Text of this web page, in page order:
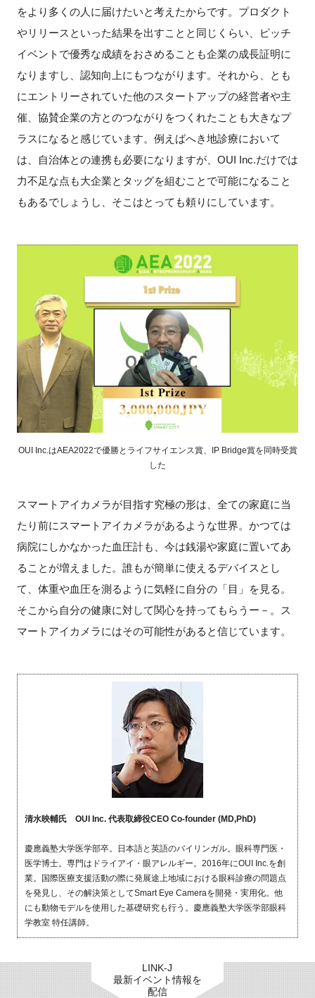
をより多くの人に届けたいと考えたからです。プロダクト
やリリースといった結果を出すことと同じくらい、ピッチ
イベントで優秀な成績をおさめることも企業の成長証明に
なりますし、認知向上にもつながります。それから、とも
にエントリーされていた他のスタートアップの経営者や主
催、協賛企業の方とのつながりをつくれたことも大きなプ
ラスになると感じています。例えばへき地診療において
は、自治体との連携も必要になりますが、OUI Inc.だけでは
力不足な点も大企業とタッグを組むことで可能になること
もあるでしょうし、そこはとっても頼りにしています。
OUI Inc.はAEA2022で優勝とライフサイエンス賞、IP Bridge賞を同時受賞
した
スマートアイカメラが目指す究極の形は、全ての家庭に当
たり前にスマートアイカメラがあるような世界。かつては
病院にしかなかった血圧計も、今は銭湯や家庭に置いてあ
ることが増えました。誰もが簡単に使えるデバイスとし
て、体重や血圧を測るように気軽に自分の「目」を見る。
そこから自分の健康に対して関心を持ってもらうー－。ス
マートアイカメラにはその可能性があると信じています。
清水映輔氏 OUI Inc. 代表取締役CEO Co-founder (MD,PhD)
慶應義塾大学医学部卒。日本語と英語のバイリンガル。眼科専門医・
医学博士。専門はドライアイ・眼アレルギー。2016年にOUI Inc.を創
業。国際医療支援活動の際に発展途上地域における眼科診療の問題点
を発見し、その解決策としてSmart Eye Cameraを開発・実用化。他
にも動物モデルを使用した基礎研究も行う。慶應義塾大学医学部眼科
学教室 特任講師。
LINK-J
最新イベント情報を
配信